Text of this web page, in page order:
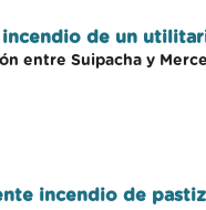
incendio de un
entre Suipacha y
incendio de